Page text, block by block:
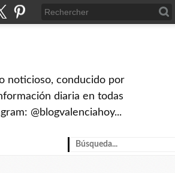
noticioso, conducido por
diaria en todas
@blogvalenciahoy...